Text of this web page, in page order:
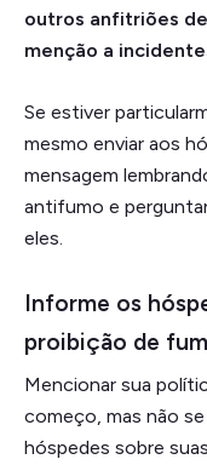
outros anfitriões
menção a
Se estiver
mesmo enviar aos
mensagem
antifumo e
eles.
Informe os
proibição de
Mencionar sua
começo, mas não
hóspedes sobre